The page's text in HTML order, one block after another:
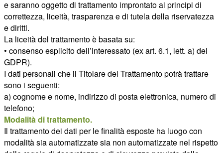
e saranno oggetto di trattamento improntato ai principi di
correttezza, liceità, trasparenza e di tutela della riservatezza
e diritti.
La liceità del trattamento è basata su:
• consenso esplicito dell’interessato (ex art. 6.1, lett. a) del
GDPR).
I dati personali che il Titolare del Trattamento potrà trattare
sono i seguenti:
a) cognome e nome, indirizzo di posta elettronica, numero di
telefono;
Modalità di trattamento.
Il trattamento dei dati per le finalità esposte ha luogo con
modalità sia automatizzate sia non automatizzate nel rispetto